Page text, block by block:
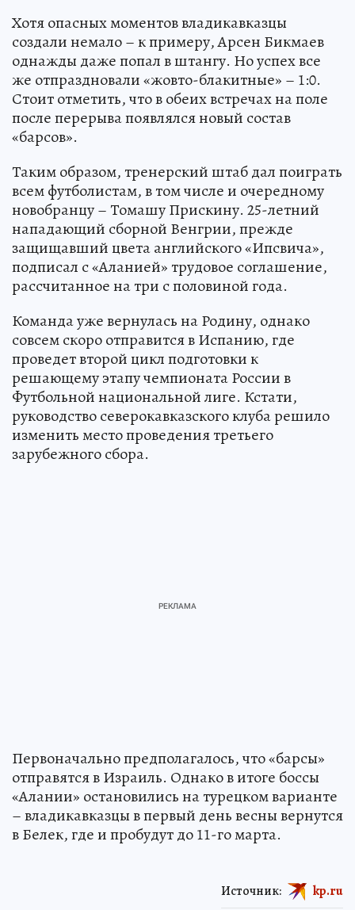
Хотя опасных моментов владикавказцы
создали немало – к примеру, Арсен Бикмаев
однажды даже попал в штангу. Но успех все
же отпраздновали «жовто-блакитные» – 1:0.
Стоит отметить, что в обеих встречах на поле
после перерыва появлялся новый состав
«барсов».
Таким образом, тренерский штаб дал поиграть
всем футболистам, в том числе и очередному
новобранцу – Томашу Прискину. 25-летний
нападающий сборной Венгрии, прежде
защищавший цвета английского «Ипсвича»,
подписал с «Аланией» трудовое соглашение,
рассчитанное на три с половиной года.
Команда уже вернулась на Родину, однако
совсем скоро отправится в Испанию, где
проведет второй цикл подготовки к
решающему этапу чемпионата России в
Футбольной национальной лиге. Кстати,
руководство северокавказского клуба решило
изменить место проведения третьего
зарубежного сбора.
Первоначально предполагалось, что «барсы»
отправятся в Израиль. Однако в итоге боссы
«Алании» остановились на турецком варианте
– владикавказцы в первый день весны вернутся
в Белек, где и пробудут до 11-го марта.
Источник: kp.ru